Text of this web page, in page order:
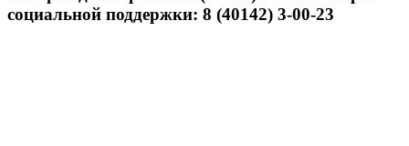
социальной поддержки: 8 (40142) 3-00-23